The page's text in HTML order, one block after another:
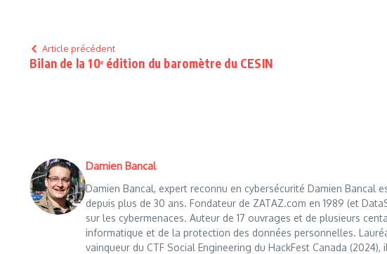
Article précédent
Bilan de la 10ᵉ édition du baromètre du CESIN
Damien Bancal
Damien Bancal, expert reconnu en cybersécurité Damien
depuis plus de 30 ans. Fondateur de ZATAZ.com en 1989 (et
sur les cybermenaces. Auteur de 17 ouvrages et de plusieurs
informatique et de la protection des données personnelles.
vainqueur du CTF Social Engineering du HackFest Canada